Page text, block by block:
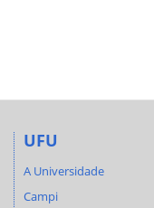
UFU
A Universidade
Campi